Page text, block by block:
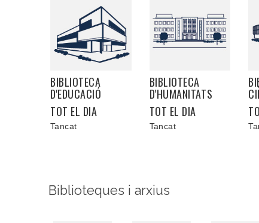
BIBLIOTECA
D'EDUCACIÓ
TOT EL DIA
Tancat
BIBLIOTECA
D'HUMANITATS
TOT EL DIA
Tancat
Biblioteques i arxius